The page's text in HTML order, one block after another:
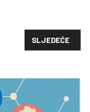
9. GLOBALNI SUMMIT
SLJEDEĆI
SLJEDEĆE